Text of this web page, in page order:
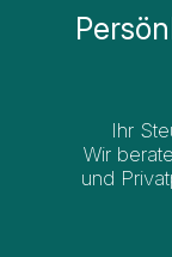
Ihr
Wir
und